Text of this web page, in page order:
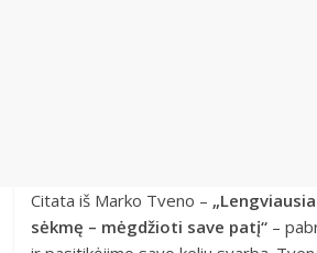
Citata iš Marko Tveno –
sėkmę – mėgdžioti save patį“ –